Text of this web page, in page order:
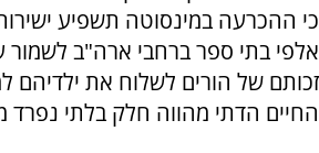
כי ההכרעה במינסוטה תשפיע
אלפי בתי ספר ברחבי ארה"ב לשמור
זכותם של הורים לשלוח את ילדיהם
החיים הדתי מהווה חלק בלתי נפרד